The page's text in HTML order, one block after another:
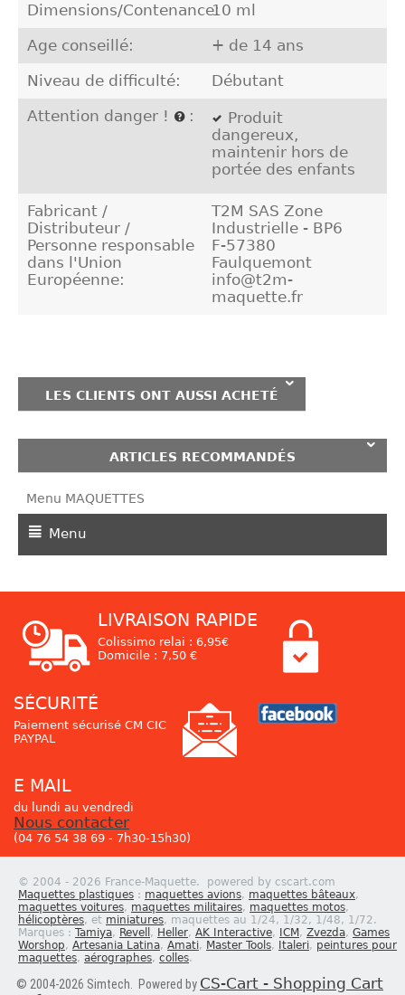
Dimensions/Contenance:10 ml
Age conseillé: + de 14 ans
Niveau de difficulté: Débutant
Attention danger ! :
Produit
dangereux,
maintenir hors de
portée des enfants
Fabricant /
Distributeur /
Personne responsable
dans l'Union
Européenne:
T2M SAS Zone
Industrielle - BP6
F-57380
Faulquemont
info@t2m-
maquette.fr
LES CLIENTS ONT AUSSI ACHETÉ
ARTICLES RECOMMANDÉS
Menu MAQUETTES
Menu
LIVRAISON RAPIDE
Colissimo relai : 6,95€
Domicile : 7,50 €
SÉCURITÉ
Paiement sécurisé CM CIC
PAYPAL
E MAIL
du lundi au vendredi
Nous contacter
(04 76 54 38 69 - 7h30-15h30)
© 2004 - 2026 France-Maquette. powered by cscart.com
Maquettes plastiques : maquettes avions, maquettes bâteaux,
maquettes voitures, maquettes militaires, maquettes motos,
hélicoptères, et miniatures, maquettes au 1/24, 1/32, 1/48, 1/72.
Marques : Tamiya, Revell , Heller, AK Interactive, ICM , Zvezda, Games
Worshop, Artesania Latina, Amati, Master Tools, Italeri, peintures pour
maquettes, aérographes, colles.
© 2004-2026 Simtech. Powered by CS-Cart - Shopping Cart